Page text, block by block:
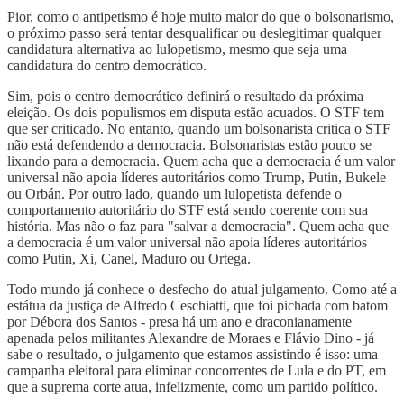
Pior, como o antipetismo é hoje muito maior do que o bolsonarismo,
o próximo passo será tentar desqualificar ou deslegitimar qualquer
candidatura alternativa ao lulopetismo, mesmo que seja uma
candidatura do centro democrático.
Sim, pois o centro democrático definirá o resultado da próxima
eleição. Os dois populismos em disputa estão acuados. O STF tem
que ser criticado. No entanto, quando um bolsonarista critica o STF
não está defendendo a democracia. Bolsonaristas estão pouco se
lixando para a democracia. Quem acha que a democracia é um valor
universal não apoia líderes autoritários como Trump, Putin, Bukele
ou Orbán. Por outro lado, quando um lulopetista defende o
comportamento autoritário do STF está sendo coerente com sua
história. Mas não o faz para "salvar a democracia". Quem acha que
a democracia é um valor universal não apoia líderes autoritários
como Putin, Xi, Canel, Maduro ou Ortega.
Todo mundo já conhece o desfecho do atual julgamento. Como até a
estátua da justiça de Alfredo Ceschiatti, que foi pichada com batom
por Débora dos Santos - presa há um ano e draconianamente
apenada pelos militantes Alexandre de Moraes e Flávio Dino - já
sabe o resultado, o julgamento que estamos assistindo é isso: uma
campanha eleitoral para eliminar concorrentes de Lula e do PT, em
que a suprema corte atua, infelizmente, como um partido político.